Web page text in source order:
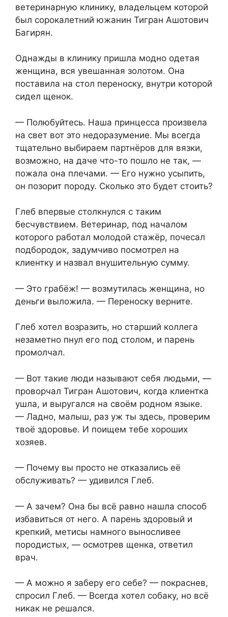
ветеринарную клинику, владельцем которой
был сорокалетний южанин Тигран Ашотович
Багирян.
Однажды в клинику пришла модно одетая
женщина, вся увешанная золотом. Она
поставила на стол переноску, внутри которой
сидел щенок.
— Полюбуйтесь. Наша принцесса произвела
на свет вот это недоразумение. Мы всегда
тщательно выбираем партнёров для вязки,
возможно, на даче что-то пошло не так, —
пожала она плечами. — Его нужно усыпить,
он позорит породу. Сколько это будет стоить?
Глеб впервые столкнулся с таким
бесчувствием. Ветеринар, под началом
которого работал молодой стажёр, почесал
подбородок, задумчиво посмотрел на
клиентку и назвал внушительную сумму.
— Это грабёж! — возмутилась женщина, но
деньги выложила. — Переноску верните.
Глеб хотел возразить, но старший коллега
незаметно пнул его под столом, и парень
промолчал.
— Вот такие люди называют себя людьми, —
проворчал Тигран Ашотович, когда клиентка
ушла, и выругался на своём родном языке.
— Ладно, малыш, раз уж ты здесь, проверим
твоё здоровье. И поищем тебе хороших
хозяев.
— Почему вы просто не отказались её
обслуживать? — удивился Глеб.
— А зачем? Она бы всё равно нашла способ
избавиться от него. А парень здоровый и
крепкий, метисы намного выносливее
породистых, — осмотрев щенка, ответил
врач.
— А можно я заберу его себе? — покраснев,
спросил Глеб. — Всегда хотел собаку, но всё
никак не решался.